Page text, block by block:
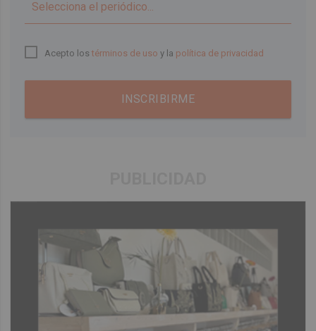
Acepto lostérminos de uso y la política de privacidad
INSCRIBIRME